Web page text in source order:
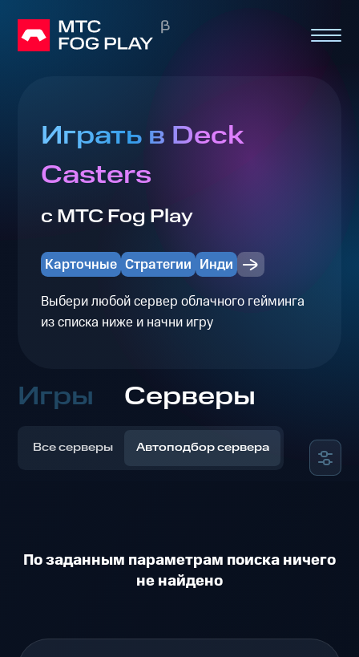
Играть в Deck
Casters
с МТС Fog Play
Карточные Стратегии Инди
Выбери любой сервер облачного гейминга
из списка ниже и начни игру
Игры Серверы
Все серверы Автоподбор сервера
По заданным параметрам поиска ничего
не найдено